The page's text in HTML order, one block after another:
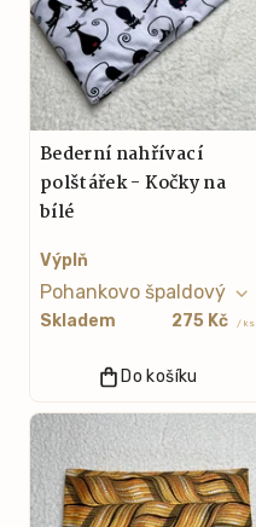
Bederní nahřívací
polštářek - Kočky na
bílé
Výplň
Skladem 275 Kč / ks
Do košíku